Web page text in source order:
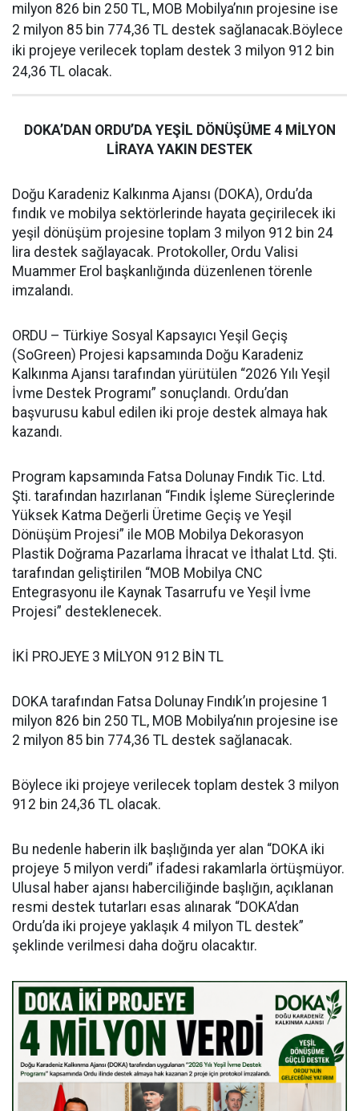
milyon 826 bin 250 TL, MOB Mobilya’nın projesine ise
2 milyon 85 bin 774,36 TL destek sağlanacak.Böylece
iki projeye verilecek toplam destek 3 milyon 912 bin
24,36 TL olacak.
DOKA’DAN ORDU’DA YEŞİL DÖNÜŞÜME 4 MİLYON
LİRAYA YAKIN DESTEK
Doğu Karadeniz Kalkınma Ajansı (DOKA), Ordu’da
fındık ve mobilya sektörlerinde hayata geçirilecek iki
yeşil dönüşüm projesine toplam 3 milyon 912 bin 24
lira destek sağlayacak. Protokoller, Ordu Valisi
Muammer Erol başkanlığında düzenlenen törenle
imzalandı.
ORDU – Türkiye Sosyal Kapsayıcı Yeşil Geçiş
(SoGreen) Projesi kapsamında Doğu Karadeniz
Kalkınma Ajansı tarafından yürütülen “2026 Yılı Yeşil
İvme Destek Programı” sonuçlandı. Ordu’dan
başvurusu kabul edilen iki proje destek almaya hak
kazandı.
Program kapsamında Fatsa Dolunay Fındık Tic. Ltd.
Şti. tarafından hazırlanan “Fındık İşleme Süreçlerinde
Yüksek Katma Değerli Üretime Geçiş ve Yeşil
Dönüşüm Projesi” ile MOB Mobilya Dekorasyon
Plastik Doğrama Pazarlama İhracat ve İthalat Ltd. Şti.
tarafından geliştirilen “MOB Mobilya CNC
Entegrasyonu ile Kaynak Tasarrufu ve Yeşil İvme
Projesi” desteklenecek.
İKİ PROJEYE 3 MİLYON 912 BİN TL
DOKA tarafından Fatsa Dolunay Fındık’ın projesine 1
milyon 826 bin 250 TL, MOB Mobilya’nın projesine ise
2 milyon 85 bin 774,36 TL destek sağlanacak.
Böylece iki projeye verilecek toplam destek 3 milyon
912 bin 24,36 TL olacak.
Bu nedenle haberin ilk başlığında yer alan “DOKA iki
projeye 5 milyon verdi” ifadesi rakamlarla örtüşmüyor.
Ulusal haber ajansı haberciliğinde başlığın, açıklanan
resmi destek tutarları esas alınarak “DOKA’dan
Ordu’da iki projeye yaklaşık 4 milyon TL destek”
şeklinde verilmesi daha doğru olacaktır.